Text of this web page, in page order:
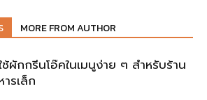
MORE FROM AUTHOR
ช้ผักกรีนโอ๊คในเมนูง่าย ๆ สำหรับร้าน
ารเล็ก